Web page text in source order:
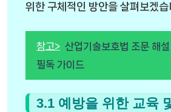
위한 구체적인 방안을 살펴보겠습
참고> 산업기술보호법 조문 해설
필독 가이드
3.1 예방을 위한 교육